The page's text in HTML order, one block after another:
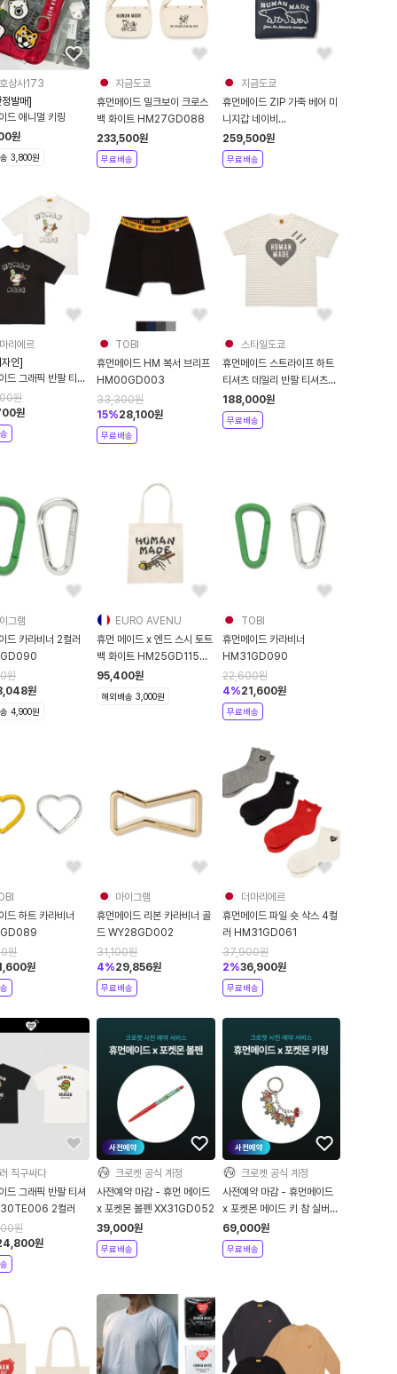
상사173
발매]
드 애니멀 키링
원
3,800원
지금도쿄
휴먼메이드 밀크보이 크로스
백 화이트 HM27GD088
233,500원
무료배송
지금도쿄
휴먼메이드 ZIP 가죽 베어 미
니지갑 네이비
HM26GD087
259,500원
무료배송
리에르
인]
드 그래픽 반팔 티셔
HM31TE022
원
원
TOBI
휴먼메이드 HM 복서 브리프
HM00GD003
33,300원
15%28,100원
무료배송
스타일도쿄
휴먼메이드 스트라이프 하트
티셔츠 데일리 반팔 티셔츠
HM27CS0412
188,000원
무료배송
그램
드 카라비너 2컬러
원
원
4,900원
EURO AVENU
휴먼 메이드 x 엔드 스시 토트
백 화이트 HM25GD115
HM25GD115
95,400원
해외배송 3,000원
TOBI
휴먼메이드 카라비너
HM31GD090
22,600원
4%21,600원
무료배송
드 하트 카라비너
원
원
마이그램
휴먼메이드 리본 카라비너 골
드 WY28GD002
31,100원
4%29,856원
무료배송
더마리에르
휴먼메이드 파일 숏 삭스 4컬
러 HM31GD061
37,900원
2%36,900원
무료배송
직구싸다
드 그래픽 반팔 티셔
2컬러
원
원
사전예약
크로켓 공식 계정
사전예약 마감 - 휴먼 메이드
x 포켓몬 볼펜 XX31GD052
39,000원
무료배송
사전예약
크로켓 공식 계정
사전예약 마감 - 휴먼메이드
x 포켓몬 메이드 키 참 실버
XX31GD043
69,000원
무료배송